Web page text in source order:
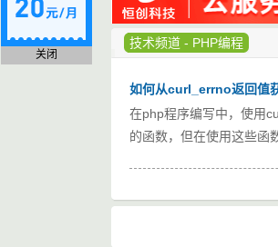
技术频道 - PHP编程
如何从curl_errno返回值
在php程序编写中，使用
的函数，但在使用这些函
关闭